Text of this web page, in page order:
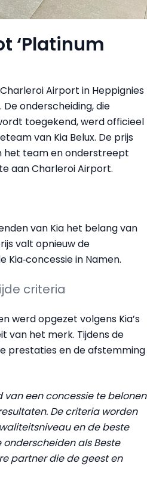
‘Platinum
Airport in Heppignies
De onderscheiding, die
toegekend, werd officieel
van Kia Belux. De prijs
het team en onderstreept
aan Charleroi Airport.
van Kia het belang van
valt opnieuw de
in Namen.
criteria
werd opgezet volgens Kia’s
van het merk. Tijdens de
prestaties en de afstemming
een concessie te belonen
De criteria worden
en de beste
als Beste
partner die de geest en